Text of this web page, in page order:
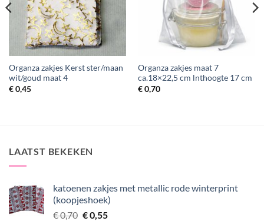
Organza zakjes Kerst ster/maan
wit/goud maat 4
€0,45
Organza zakjes maat 7
ca.18×22,5 cm lnthoogte 17 cm
€0,70
LAATST BEKEKEN
katoenen zakjes met metallic rode winterprint
(koopjeshoek)
€0,70 Oorspronkelijke
€0,55Huidige